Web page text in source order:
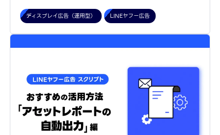
ディスプレイ広告（運用型） LINEヤフー広告